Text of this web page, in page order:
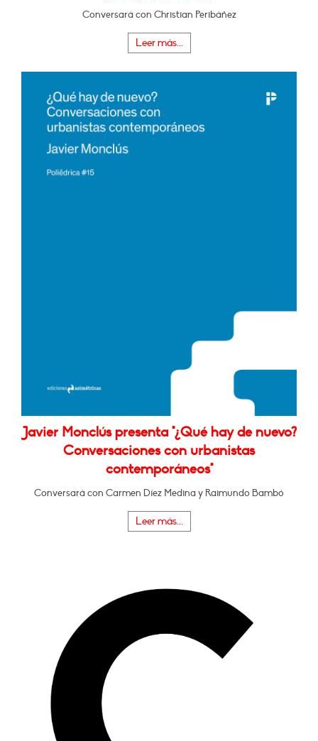
Conversará con Christian Peribáñez
Leer más...
Javier Monclús presenta "¿Qué hay de nuevo?
Conversaciones con urbanistas
contemporáneos"
Conversará con Carmen Díez Medina y Raimundo Bambó
Leer más...